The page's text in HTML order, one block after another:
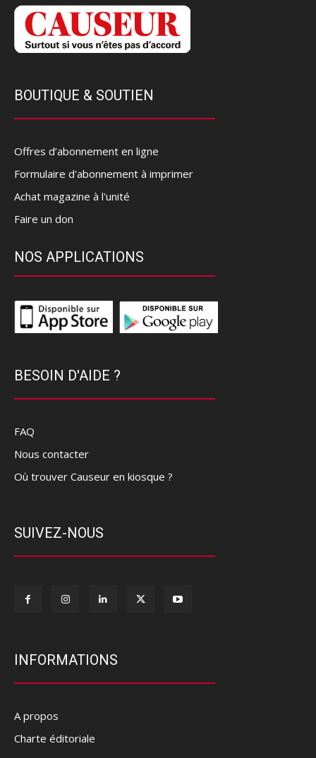
BOUTIQUE & SOUTIEN
Offres d’abonnement en ligne
Formulaire d'abonnement à imprimer
Achat magazine à l'unité
Faire un don
NOS APPLICATIONS
BESOIN D'AIDE ?
FAQ
Nous contacter
Où trouver Causeur en kiosque ?
SUIVEZ-NOUS
INFORMATIONS
A propos
Charte éditoriale